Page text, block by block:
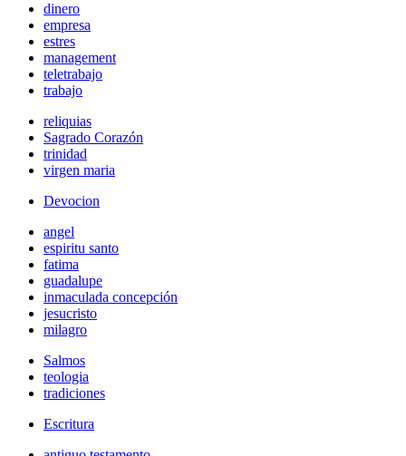
dinero
empresa
estres
management
teletrabajo
trabajo
reliquias
Sagrado Corazón
trinidad
virgen maria
Devocion
angel
espiritu santo
fatima
guadalupe
inmaculada concepción
jesucristo
milagro
Salmos
teologia
tradiciones
Escritura